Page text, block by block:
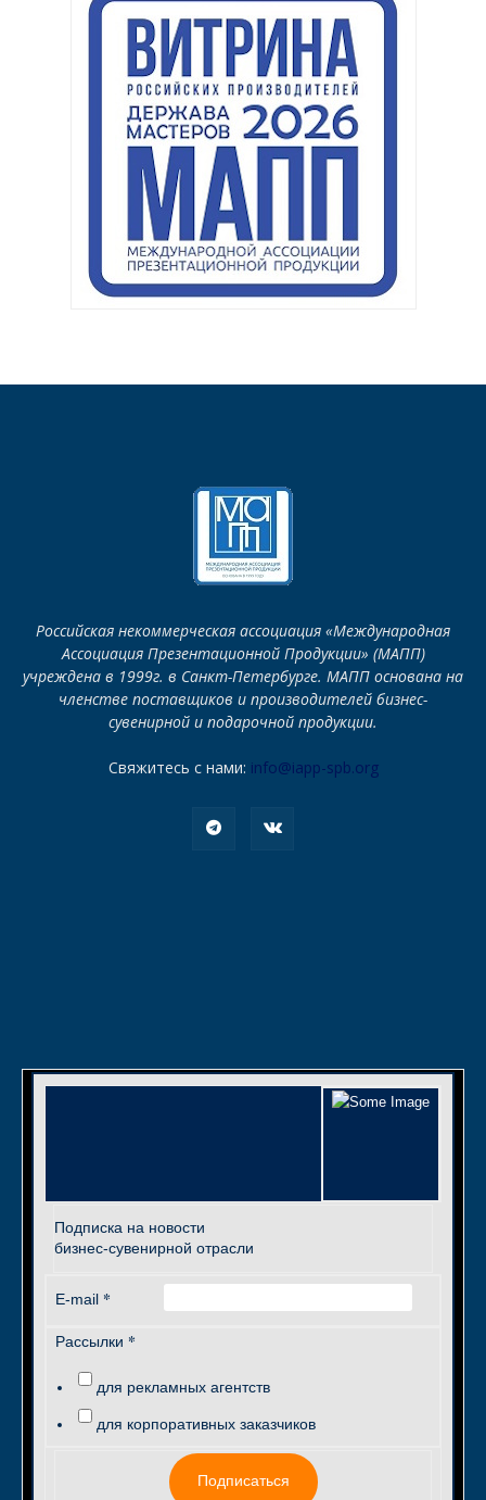
Российская некоммерческая ассоциация «Международная
Ассоциация Презентационной Продукции» (МАПП)
учреждена в 1999г. в Санкт-Петербурге. МАПП основана на
членстве поставщиков и производителей бизнес-
сувенирной и подарочной продукции.
Свяжитесь с нами: info@iapp-spb.org
Подписка на новости
бизнес-сувенирной отрасли
E-mail *
Рассылки *
для рекламных агентств
для корпоративных заказчиков
Подписаться